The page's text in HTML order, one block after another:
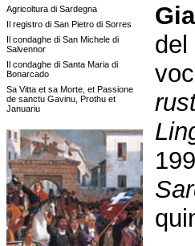
Agricoltura di Sardegna
Il registro di San Pietro di Sorres
Il condaghe di San Michele di
Salvennor
Il condaghe di Santa Maria di
Bonarcado
Sa Vitta et sa Morte, et Passione
de sanctu Gavinu, Prothu et
Januariu